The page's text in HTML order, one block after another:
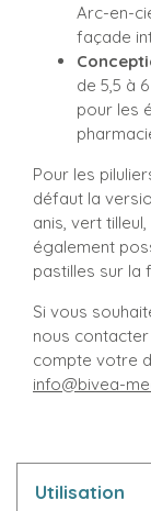
Arc-en-
façade
de 5,5 à
pour les
Pour les
défaut la
anis, vert
également
pastilles sur la
Si vous
nous
compte votre
info@bivea-
Utilisation